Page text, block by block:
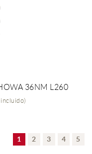
36NM L260
incluido)
1 2 3 4 5